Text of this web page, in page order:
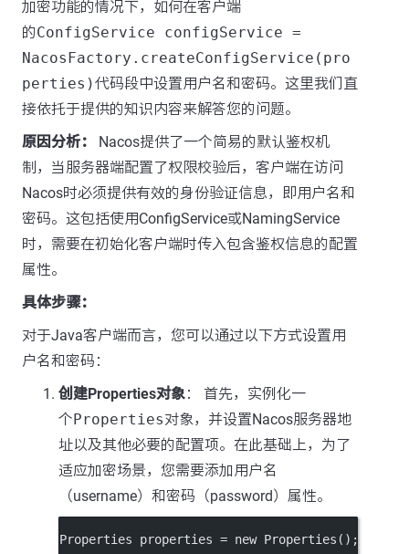
加密功能的情况下，如何在客户端
的ConfigService configService =
NacosFactory.createConfigService(pro
perties)代码段中设置用户名和密码。这里我们直
接依托于提供的知识内容来解答您的问题。
原因分析：
Nacos提供了一个简易的默认鉴权机
制，当服务器端配置了权限校验后，客户端在访问
Nacos时必须提供有效的身份验证信息，即用户名和
密码。这包括使用ConfigService或NamingService
时，需要在初始化客户端时传入包含鉴权信息的配置
属性。
具体步骤：
对于Java客户端而言，您可以通过以下方式设置用
户名和密码：
创建Properties对象： 首先，实例化一
个Properties对象，并设置Nacos服务器地
址以及其他必要的配置项。在此基础上，为了
适应加密场景，您需要添加用户名
（username）和密码（password）属性。
Properties properties = new Properties ();